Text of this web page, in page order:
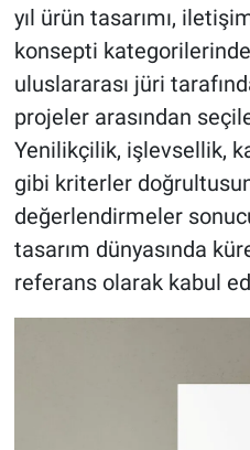
yıl ürün tasarımı,
konsepti
uluslararası jüri
projeler arasından
Yenilikçilik, işlevsellik,
gibi kriterler
değerlendirmeler
tasarım dünyasında
referans olarak kabul